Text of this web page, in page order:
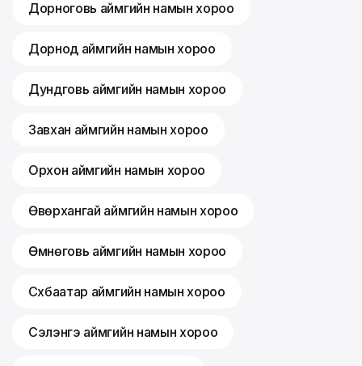
Дорноговь аймгийн намын хороо
Дорнод аймгийн намын хороо
Дундговь аймгийн намын хороо
Завхан аймгийн намын хороо
Орхон аймгийн намын хороо
Өвөрхангай аймгийн намын хороо
Өмнөговь аймгийн намын хороо
Сүхбаатар аймгийн намын хороо
Сэлэнгэ аймгийн намын хороо